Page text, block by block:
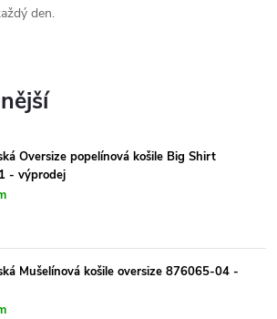
den.
Oversize popelínová košile Big Shirt
- výprodej
Mušelínová košile oversize 876065-04 -